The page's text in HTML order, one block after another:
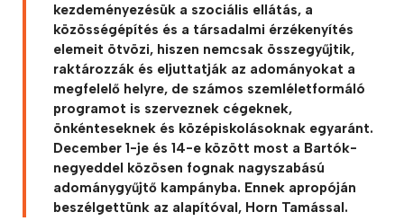
kezdeményezésük a szociális ellátás, a
közösségépítés és a társadalmi érzékenyítés
elemeit ötvözi, hiszen nemcsak összegyűjtik,
raktározzák és eljuttatják az adományokat a
megfelelő helyre, de számos szemléletformáló
programot is szerveznek cégeknek,
önkénteseknek és középiskolásoknak egyaránt.
December 1-je és 14-e között most a Bartók-
negyeddel közösen fognak nagyszabású
adománygyűjtő kampányba. Ennek apropóján
beszélgettünk az alapítóval, Horn Tamással.